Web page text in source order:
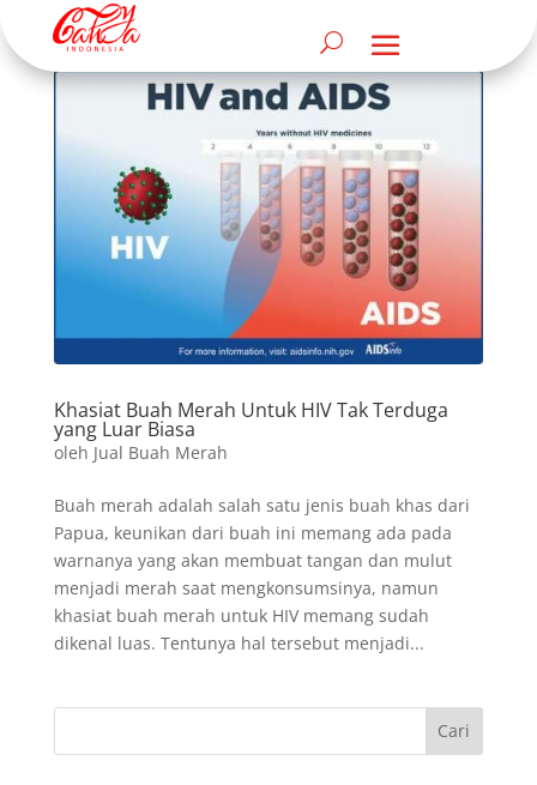
Khasiat Buah Merah Untuk HIV Tak Terduga
yang Luar Biasa
oleh Jual Buah Merah
Buah merah adalah salah satu jenis buah khas dari
Papua, keunikan dari buah ini memang ada pada
warnanya yang akan membuat tangan dan mulut
menjadi merah saat mengkonsumsinya, namun
khasiat buah merah untuk HIV memang sudah
dikenal luas. Tentunya hal tersebut menjadi...